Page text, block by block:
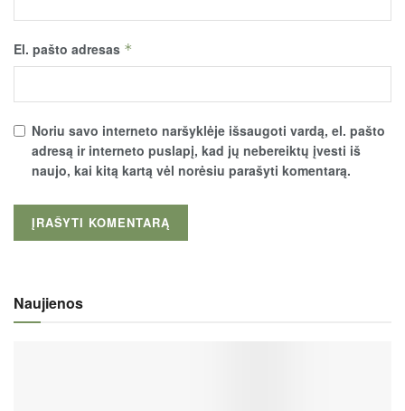
El. pašto adresas *
Noriu savo interneto naršyklėje išsaugoti vardą, el. pašto
adresą ir interneto puslapį, kad jų nebereiktų įvesti iš
naujo, kai kitą kartą vėl norėsiu parašyti komentarą.
Naujienos